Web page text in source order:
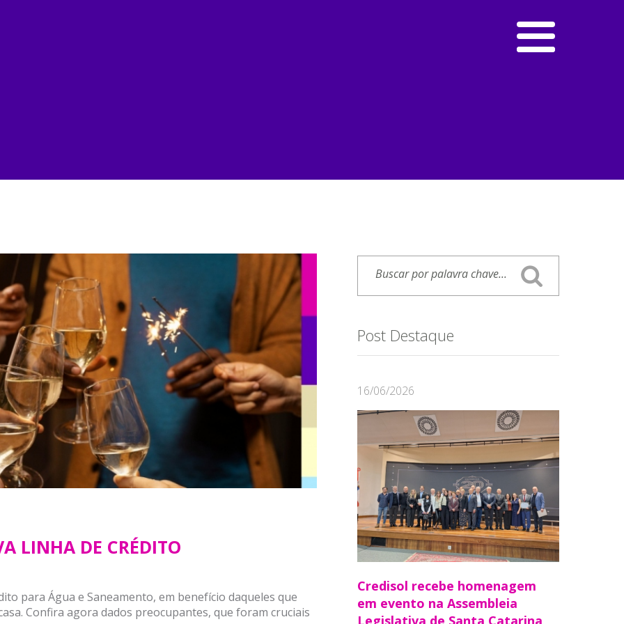
LINHA DE CRÉDITO
para Água e Saneamento, em benefício daqueles que
Confira agora dados preocupantes, que foram cruciais
Post Destaque
16/06/2026
Credisol recebe homenagem
em evento na Assembleia
Legislativa de Santa Catarina